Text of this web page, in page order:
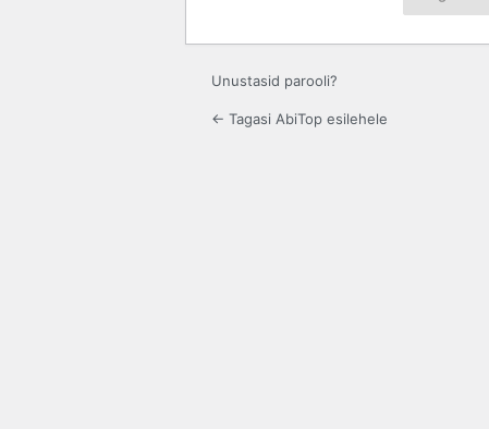
Unustasid parooli?
← Tagasi AbiTop esilehele